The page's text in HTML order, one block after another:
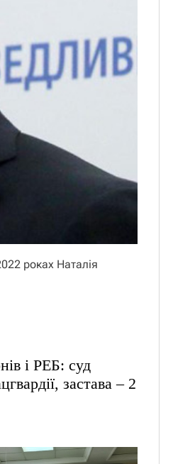
роках Наталія
і РЕБ: суд
застава – 2